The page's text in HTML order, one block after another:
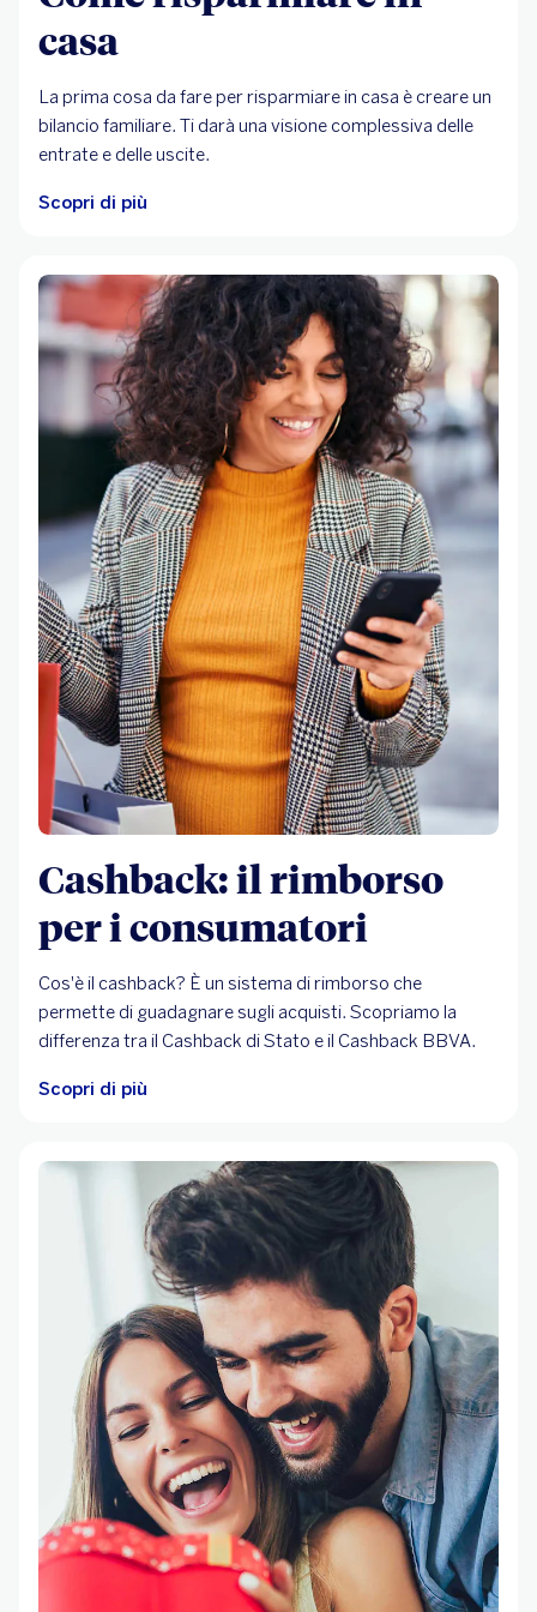
casa
La prima cosa da fare per risparmiare in casa è creare un
bilancio familiare. Ti darà una visione complessiva delle
entrate e delle uscite.
Scopri di più
Cashback: il rimborso
per i consumatori
Cos'è il cashback? È un sistema di rimborso che
permette di guadagnare sugli acquisti. Scopriamo la
differenza tra il Cashback di Stato e il Cashback BBVA.
Scopri di più